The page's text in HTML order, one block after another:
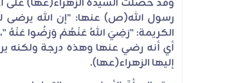
رسول الله(ص) عنها: "إن الله يرضى
الكريمة: "رَضِيَ اللهُ عَنْهُمْ وَرَضُوا عَنْهُ
أي أنه رضي عنها وهذه درجة
إليها الزهراء(عها).